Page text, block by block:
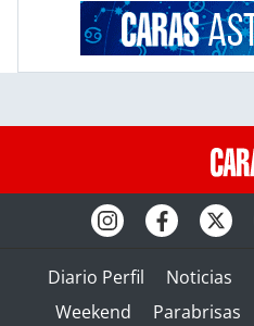
Diario Perfil Noticias
Weekend
Parabrisas